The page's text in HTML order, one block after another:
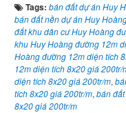
Tags: bán đất dự án Huy
bán đất nền dự án Huy
đất khu dân cư Huy Hoàng
khu Huy Hoàng đường 12m
Hoàng đường 12m diện tích
12m diện tích 8x20 giá 200tr/
diện tích 8x20 giá 200tr/m,
tích 8x20 giá 200tr/m, bán
8x20 giá 200tr/m